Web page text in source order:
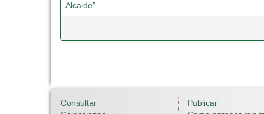
Alcalde”
Consultar
Publicar